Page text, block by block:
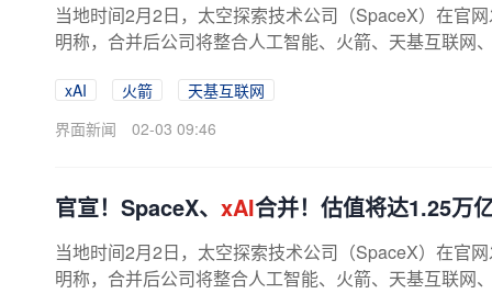
当地时间2月2日，太空探索技术公司（SpaceX）在官
明称，合并后公司将整合人工智能、火箭、天基互联网
xAI 火箭
天基互联网
界面新闻
02-03 09:46
官宣！SpaceX、 xAI合并！估值将达1.25万
当地时间2月2日，太空探索技术公司（SpaceX）在官
明称，合并后公司将整合人工智能、火箭、天基互联网